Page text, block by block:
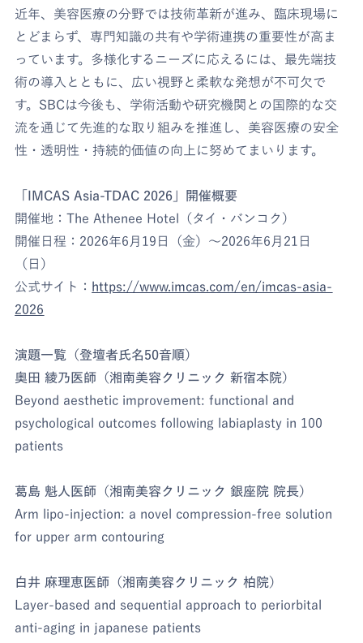
近年、美容医療の分野では技術革新が進み、臨床現場に
とどまらず、専門知識の共有や学術連携の重要性が高ま
っています。多様化するニーズに応えるには、最先端技
術の導入とともに、広い視野と柔軟な発想が不可欠で
す。SBCは今後も、学術活動や研究機関との国際的な交
流を通じて先進的な取り組みを推進し、美容医療の安全
性・透明性・持続的価値の向上に努めてまいります。
「IMCAS Asia-TDAC 2026」開催概要
開催地：The Athenee Hotel（タイ・バンコク）
開催日程：2026年6月19日（金）～2026年6月21日
（日）
公式サイト： https://www.imcas.com/en/imcas-asia-
2026
演題一覧（登壇者氏名50音順）
奥田 綾乃医師（湘南美容クリニック 新宿本院）
Beyond aesthetic improvement: functional and
psychological outcomes following labiaplasty in 100
patients
葛島 魁人医師（湘南美容クリニック 銀座院 院長）
Arm lipo-injection: a novel compression-free solution
for upper arm contouring
白井 麻理恵医師（湘南美容クリニック 柏院）
Layer-based and sequential approach to periorbital
anti-aging in japanese patients